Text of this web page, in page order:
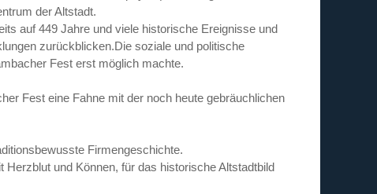
der Altstadt.
auf 449 Jahre und viele historische Ereignisse und
zurückblicken.Die soziale und politische
Fest erst möglich machte.
Fest eine Fahne mit der noch heute gebräuchlichen
Firmengeschichte.
und Können, für das historische Altstadtbild